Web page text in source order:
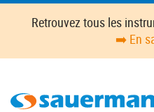
Skip
content
Retrouvez tous les
➡️ En